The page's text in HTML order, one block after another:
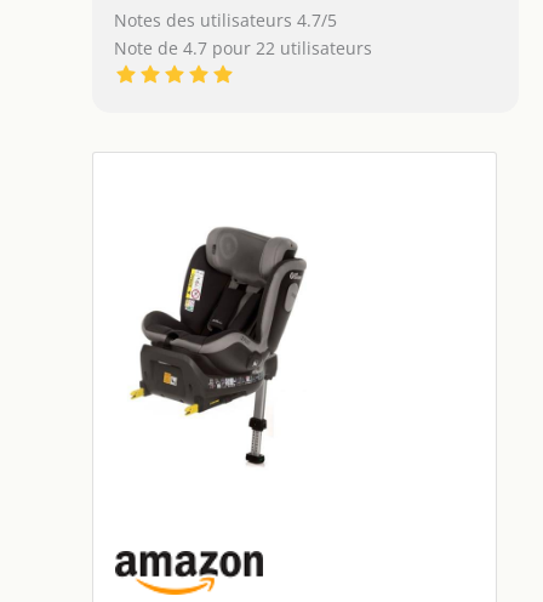
Notes des utilisateurs 4.7/5
Note de 4.7 pour 22 utilisateurs